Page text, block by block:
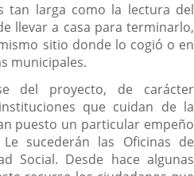
tan larga como la lectura del
llevar a casa para terminarlo,
sitio donde lo cogió o en
municipales.
del proyecto, de carácter
que cuidan de la
puesto un particular empeño
sucederán las Oficinas de
Social. Desde hace algunas